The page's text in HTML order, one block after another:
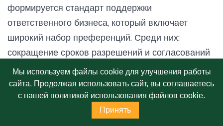
формируется стандарт поддержки
ответственного бизнеса, который включает
широкий набор преференций. Среди них:
сокращение сроков разрешений и согласований
в 2-3 раза, приоритетное подключение к
инфраструктуре, дополнительные баллы в
конкурсах на получение субсидий и грантов,
льготные займы, регулярные встречи с
Мы используем файлы cookie для улучшения работы
сайта. Продолжая использовать сайт, вы соглашаетесь
с нашей политикой использования файлов cookie.
Принять